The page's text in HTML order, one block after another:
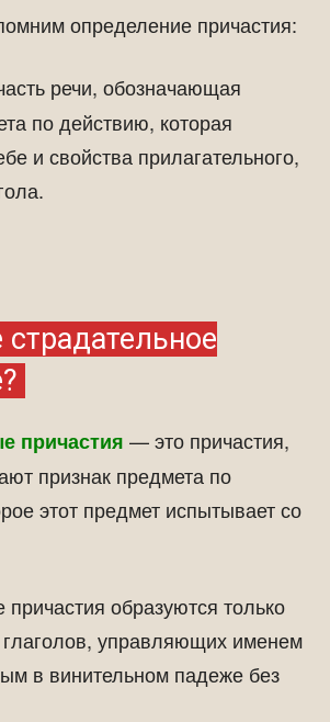
определение причастия:
речи, обозначающая
по действию, которая
и свойства прилагательного,
страдательное
причастия — это причастия,
признак предмета по
этот предмет испытывает со
образуются только
управляющих именем
в винительном падеже без